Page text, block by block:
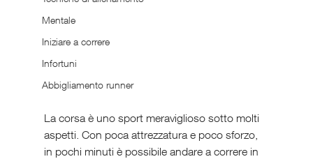
Mentale
Iniziare a correre
Infortuni
Abbigliamento runner
La corsa è uno sport meraviglioso sotto molti
aspetti. Con poca attrezzatura e poco sforzo,
in pochi minuti è possibile andare a correre in